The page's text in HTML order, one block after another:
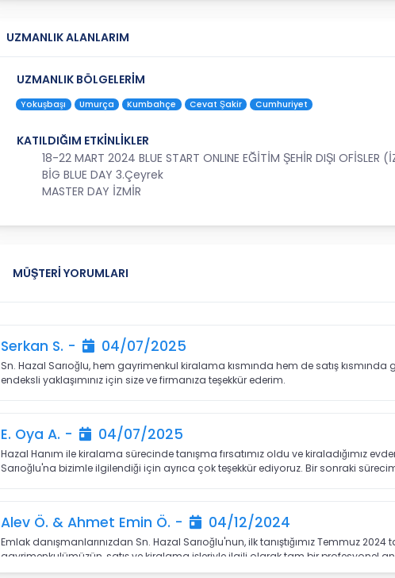
UZMANLIK ALANLARIM
UZMANLIK BÖLGELERİM
Yokuşbaşı Umurça Kumbahçe Cevat Şakir Cumhuriyet
KATILDIĞIM ETKİNLİKLER
18-22 MART 2024 BLUE START ONLINE EĞİTİM ŞEHİR DIŞI OFİSLER
BİG BLUE DAY 3.Çeyrek
MASTER DAY İZMİR
MÜŞTERİ YORUMLARI
Serkan S. - 04/07/2025
Sn. Hazal Sarıoğlu, hem gayrimenkul kiralama kısmında hem de satış
endeksli yaklaşımınız için size ve firmanıza teşekkür ederim.
E. Oya A. - 04/07/2025
Hazal Hanım ile kiralama sürecinde tanışma fırsatımız oldu ve kiraladığımız
Sarıoğlu'na bizimle ilgilendiği için ayrıca çok teşekkür ediyoruz. Bir sonraki
Alev Ö. & Ahmet Emin Ö. - 04/12/2024
Emlak danışmanlarınızdan Sn. Hazal Sarıoğlu'nun, ilk tanıştığımız Temmuz
gayrimenkulümüzün, satış ve kiralama işleriyle ilgili olarak tam bir profesyonel
olduğumuzu belirtirim. Kendisi hiç bıkmadan ve yorulmadan, sabırla ve her